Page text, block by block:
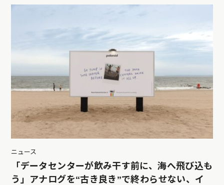
ニュース
「データセンターが飲み干す前に、海へ飛び込も
う」アナログを“古き良き”で終わらせない、イ